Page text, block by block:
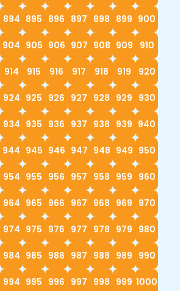
894 895 896 897 898 899 900
904 905 906 907 908 909 910
914 915 916 917 918 919 920
924 925 926 927 928 929 930
934 935 936 937 938 939 940
944 945 946 947 948 949 950
954 955 956 957 958 959 960
964 965 966 967 968 969 970
974 975 976 977 978 979 980
984 985 986 987 988 989 990
994 995 996 997 998 999 1000